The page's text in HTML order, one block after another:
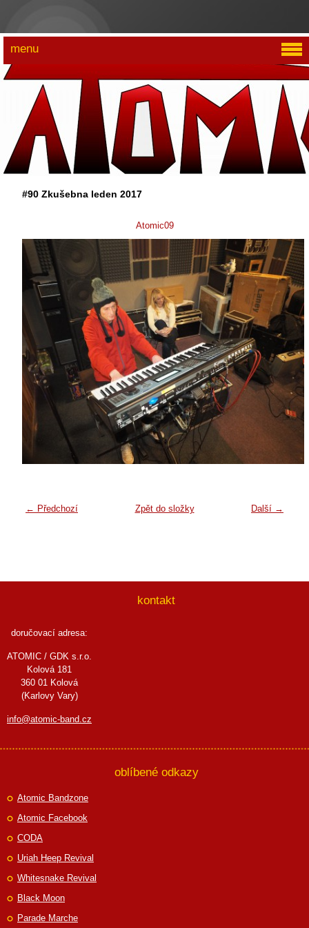
#90 Zkušebna leden 2017
Atomic09
← Předchozí Další →
Zpět do složky
menu
kontakt
doručovací adresa:
ATOMIC / GDK s.r.o.
Kolová 181
360 01 Kolová
(Karlovy Vary)
info@atomic-band.cz
oblíbené odkazy
Atomic Bandzone
Atomic Facebook
CODA
Uriah Heep Revival
Whitesnake Revival
Black Moon
Parade Marche